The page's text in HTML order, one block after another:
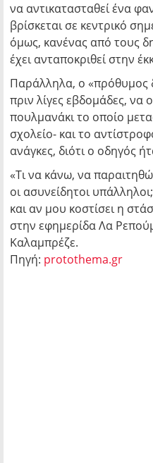
να αντικατασταθεί ένα
βρίσκεται σε κεντρικό
όμως, κανένας από τους
έχει ανταποκριθεί στην
Παράλληλα, ο «πρόθυμος
πριν λίγες εβδομάδες, να
πουλμανάκι το οποίο
σχολείο- και το
ανάγκες, διότι ο οδηγός
«Τι να κάνω, να
οι ασυνείδητοι
και αν μου κοστίσει η
στην εφημερίδα Λα
Καλαμπρέζε.
Πηγή: protothema.gr